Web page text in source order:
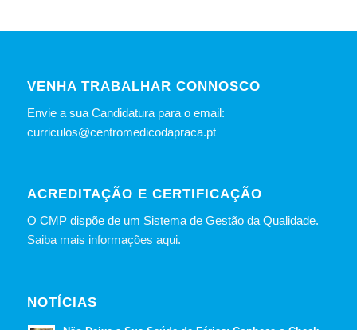
VENHA TRABALHAR CONNOSCO
Envie a sua Candidatura para o email:
curriculos@centromedicodapraca.pt
ACREDITAÇÃO E CERTIFICAÇÃO
O CMP dispõe de um Sistema de Gestão da Qualidade.
Saiba mais informações aqui.
NOTÍCIAS